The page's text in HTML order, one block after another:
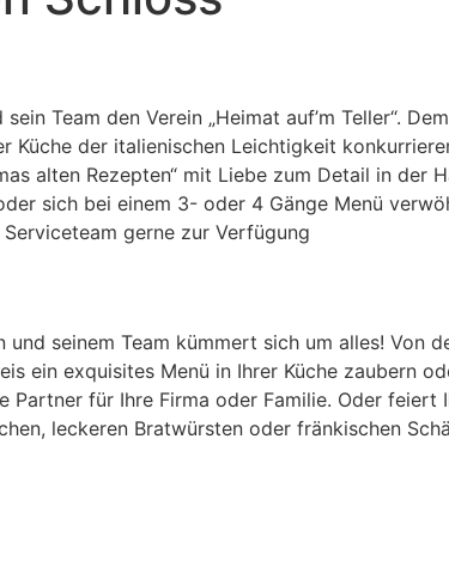
Team den Verein „Heimat auf’m Teller“.
Küche der italienischen Leichtigkeit
alten Rezepten“ mit Liebe zum Detail in der
sich bei einem 3- oder 4 Gänge Menü
gerne zur Verfügung
seinem Team kümmert sich um alles! Von
ein exquisites Menü in Ihrer Küche zaubern
für Ihre Firma oder Familie. Oder
leckeren Bratwürsten oder fränkischen